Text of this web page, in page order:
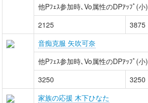
他Pﾌｪｽ参加時､Vo属性のDPｱｯﾌﾟ(小)
2125
3875
音痴克服 矢吹可奈
他Pﾌｪｽ参加時､Vo属性のDPｱｯﾌﾟ(小)
3250
3250
家族の応援 木下ひなた